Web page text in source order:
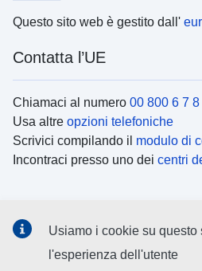
Questo sito web è gestito dall'
Contatta l’UE
Chiamaci al numero 00 800 6 7
Usa altre opzioni telefoniche
Scrivici compilando il modulo di
Incontraci presso uno dei centri
Cerca icanali social
Usiamo i cookie su questo
l'esperienza dell'utente